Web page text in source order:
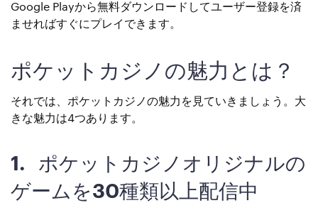
Google Playから無料ダウンロードしてユーザー登録を済
ませればすぐにプレイできます。
ポケットカジノの魅力とは？
それでは、ポケットカジノの魅力を見ていきましょう。大
きな魅力は4つあります。
1. ポケットカジノオリジナルの
ゲームを30種類以上配信中